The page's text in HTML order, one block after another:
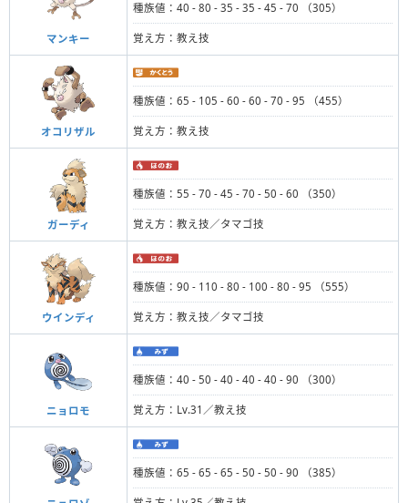
マンキー
種族値：40 - 80 - 35 - 35 - 45 - 70 （305）
覚え方：教え技
オコリザル
種族値：65 - 105 - 60 - 60 - 70 - 95 （455）
覚え方：教え技
ガーディ
種族値：55 - 70 - 45 - 70 - 50 - 60 （350）
覚え方：教え技／タマゴ技
ウインディ
種族値：90 - 110 - 80 - 100 - 80 - 95 （555）
覚え方：教え技／タマゴ技
ニョロモ
種族値：40 - 50 - 40 - 40 - 40 - 90 （300）
覚え方：Lv.31／教え技
種族値：65 - 65 - 65 - 50 - 50 - 90 （385）